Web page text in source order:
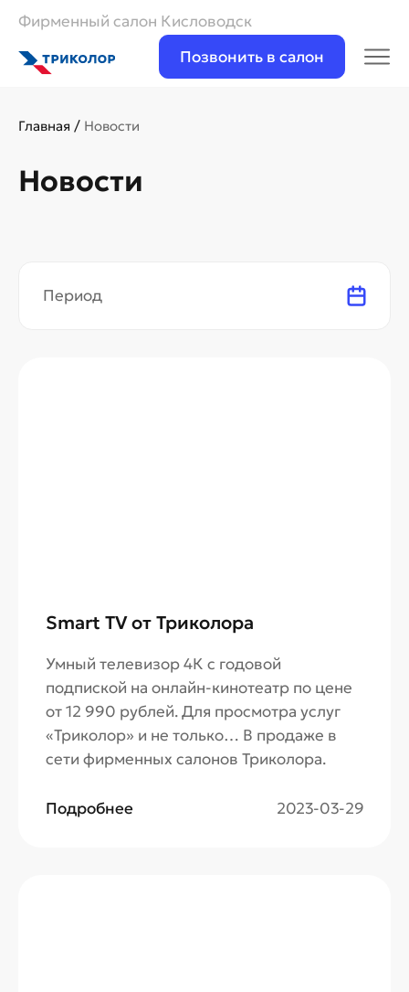
Фирменный салон Кисловодск
Позвонить в салон
Главная / Новости
Новости
Период
Smart TV от Триколора
Умный телевизор 4К с годовой
подпиской на онлайн-кинотеатр по цене
от 12 990 рублей. Для просмотра услуг
«Триколор» и не только… В продаже в
сети фирменных салонов Триколора.
Подробнее 2023-03-29